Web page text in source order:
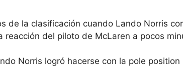
de la clasificación cuando Lando Norris
reacción del piloto de McLaren a pocos
Norris logró hacerse con la pole